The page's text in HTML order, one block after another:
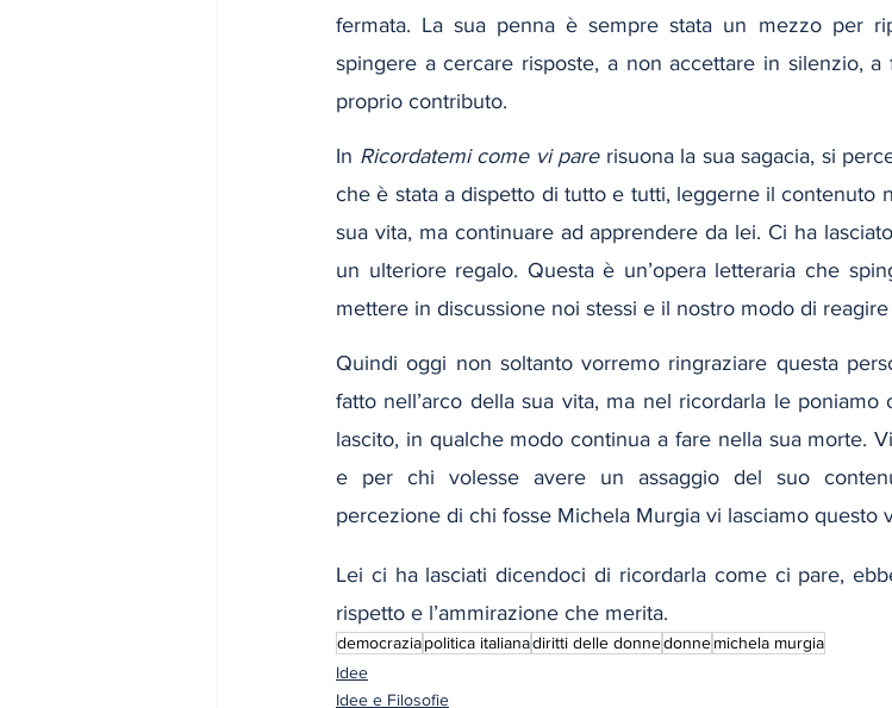
fermata. La sua penna è sempre stata un mezzo per
spingere a cercare risposte, a non accettare in silenzio,
proprio contributo.
In Ricordatemi come vi pare risuona la sua sagacia, si
che è stata a dispetto di tutto e tutti, leggerne il contenuto
sua vita, ma continuare ad apprendere da lei. Ci ha
un ulteriore regalo. Questa è un’opera letteraria che
mettere in discussione noi stessi e il nostro modo di
Quindi oggi non soltanto vorremo ringraziare questa
fatto nell’arco della sua vita, ma nel ricordarla le
lascito, in qualche modo continua a fare nella sua morte.
e per chi volesse avere un assaggio del suo
percezione di chi fosse Michela Murgia vi lasciamo questo
Lei ci ha lasciati dicendoci di ricordarla come ci pare,
rispetto e l’ammirazione che merita.
democraziapolitica italianadiritti delle donnedonnemichela murgia
Idee
Idee e Filosofie